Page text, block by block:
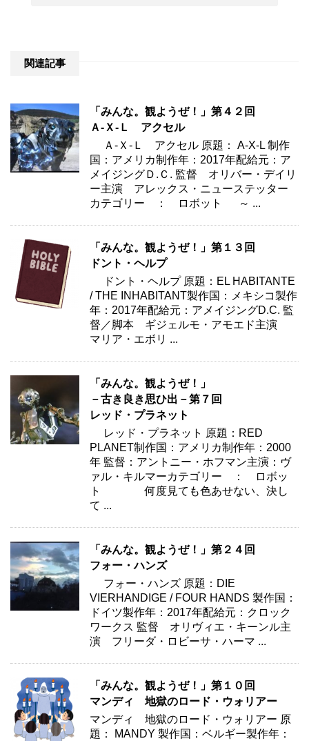
関連記事
「みんな。観ようぜ！」第４２回
Ａ‐Ｘ‐Ｌ アクセル
Ａ‐Ｘ‐Ｌ アクセル 原題： A-X-L 制作
国：アメリカ制作年：2017年配給元：ア
メイジングＤ.Ｃ. 監督 オリバー・デイリ
ー主演 アレックス・ニューステッター
カテゴリー ： ロボット ～ ...
「みんな。観ようぜ！」第１３回
ドント・ヘルプ
ドント・ヘルプ 原題：EL HABITANTE
/ THE INHABITANT製作国：メキシコ製作
年：2017年配給元：アメイジングD.C. 監
督／脚本 ギジェルモ・アモエド主演
マリア・エボリ ...
「みんな。観ようぜ！」
－古き良き思ひ出－第７回
レッド・プラネット
レッド・プラネット 原題：RED
PLANET制作国：アメリカ制作年：2000
年 監督：アントニー・ホフマン主演：ヴ
ァル・キルマーカテゴリー ： ロボッ
ト 何度見ても色あせない、決し
て ...
「みんな。観ようぜ！」第２４回
フォー・ハンズ
フォー・ハンズ 原題：DIE
VIERHANDIGE / FOUR HANDS 製作国：
ドイツ製作年：2017年配給元：クロック
ワークス 監督 オリヴィエ・キーンル主
演 フリーダ・ロビーサ・ハーマ ...
「みんな。観ようぜ！」第１０回
マンディ 地獄のロード・ウォリアー
マンディ 地獄のロード・ウォリアー 原
題： MANDY 製作国：ベルギー製作年：